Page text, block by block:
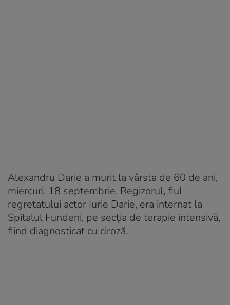
Alexandru Darie a murit la vârsta de 60 de ani,
miercuri, 18 septembrie. Regizorul, fiul
regretatului actor Iurie Darie, era internat la
Spitalul Fundeni, pe secția de terapie intensivă,
fiind diagnosticat cu ciroză.